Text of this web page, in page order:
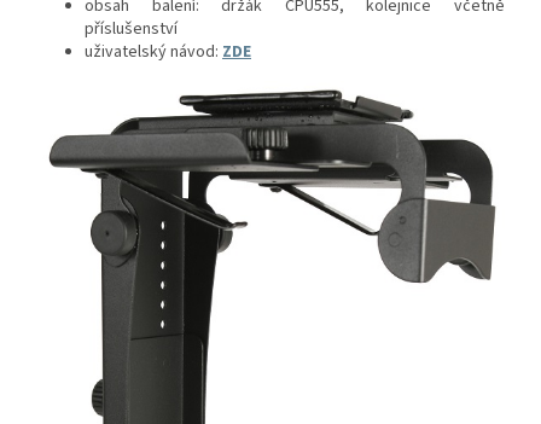
obsah balení: držák CPU555, kolejnice včetně
příslušenství
uživatelský návod: ZDE